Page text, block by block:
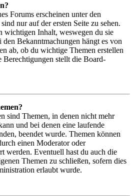
Forums erscheinen unter den
nur auf der ersten Seite zu sehen.
wichtigen Inhalt, weswegen du sie
den Bekanntmachungen hängt es von
ab, ob du wichtige Themen erstellen
Berechtigungen stellt die Board-
sind Themen, in denen nicht mehr
und bei denen eine laufende
beendet wurde. Themen können
einen Moderator oder
werden. Eventuell hast du auch die
Themen zu schließen, sofern dies
erlaubt wurde.